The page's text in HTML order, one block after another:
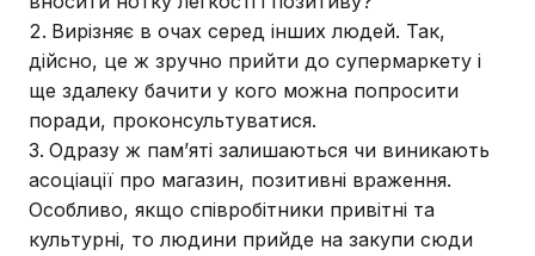
Вирізняє в очах серед інших людей. Так,
дійсно, це ж зручно прийти до супермаркету і
ще здалеку бачити у кого можна попросити
поради, проконсультуватися.
Одразу ж пам’яті залишаються чи виникають
асоціації про магазин, позитивні враження.
Особливо, якщо співробітники привітні та
культурні, то людини прийде на закупи сюди